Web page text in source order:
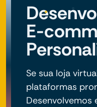
E-
Se sua loja
plataformas